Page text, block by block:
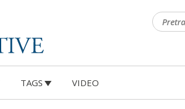
TAGS VIDEO